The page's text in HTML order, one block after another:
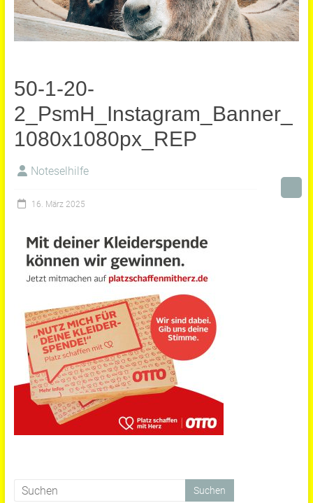
50-1-20-
2_PsmH_Instagram_Banner_
1080x1080px_REP
Noteselhilfe
16. März 2025